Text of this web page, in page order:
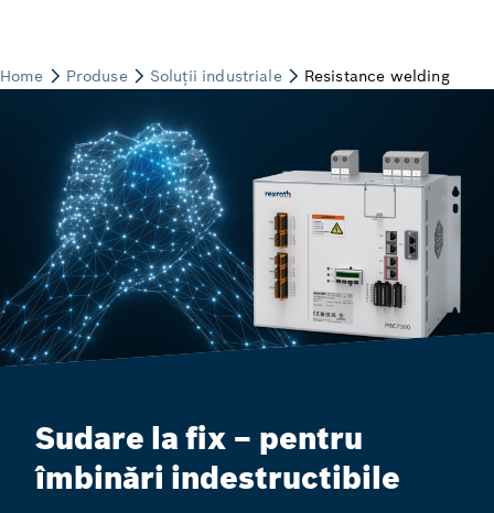
Sudare la fix – pentru
îmbinări indestructibile